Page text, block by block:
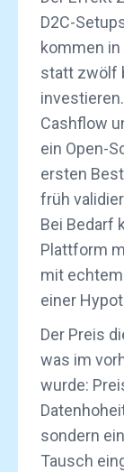
D2C-
kommen
statt zwölf
Cashflow
ein Open-
ersten
früh
Bei Bedarf
Plattform
mit
einer
Der Preis
was im
wurde:
sondern
Tausch